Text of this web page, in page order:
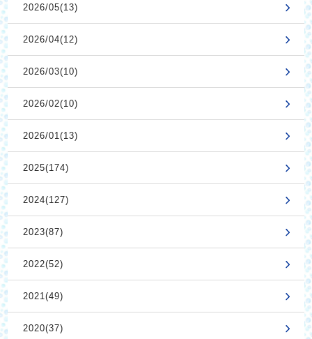
2026/05(13)
2026/04(12)
2026/03(10)
2026/02(10)
2026/01(13)
2025(174)
2024(127)
2023(87)
2022(52)
2021(49)
2020(37)